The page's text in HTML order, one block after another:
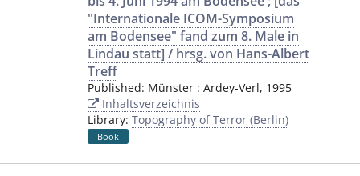
"Internationale ICOM-Symposium
am Bodensee" fand zum 8. Male in
Lindau statt] / hrsg. von Hans-Albert
Treff
Published: Münster : Ardey-Verl, 1995
Inhaltsverzeichnis
Library: Topography of Terror (Berlin)
Book